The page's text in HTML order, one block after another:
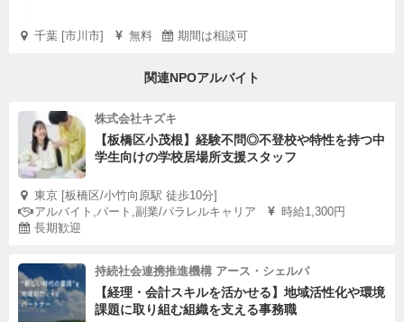
千葉 [市川市] 無料 期間は相談可
関連NPOアルバイト
株式会社キズキ
【板橋区小茂根】経験不問◎不登校や特性を持つ中
学生向けの学校居場所支援スタッフ
東京 [板橋区/小竹向原駅 徒歩10分]
アルバイト,パート,副業/パラレルキャリア
時給1,300円
長期歓迎
持続社会連携推進機構 アース・シェルパ
【経理・会計スキルを活かせる】地域活性化や環境
課題に取り組む組織を支える事務職